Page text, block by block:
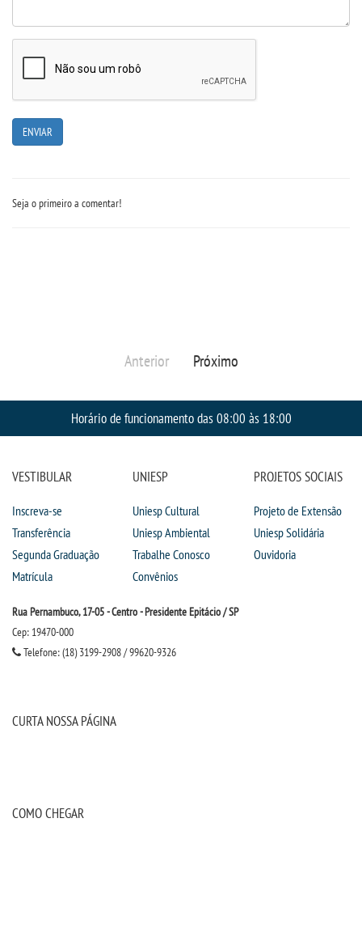
Seja o primeiro a comentar!
Anterior Próximo
Horário de funcionamento das 08:00 às 18:00
VESTIBULAR
Inscreva-se
Transferência
Segunda Graduação
Matrícula
UNIESP
Uniesp Cultural
Uniesp Ambiental
Trabalhe Conosco
Convênios
PROJETOS SOCIAIS
Projeto de Extensão
Uniesp Solidária
Ouvidoria
Rua Pernambuco, 17-05 - Centro - Presidente Epitácio / SP
Cep: 19470-000
Telefone: (18) 3199-2908 / 99620-9326
CURTA NOSSA PÁGINA
COMO CHEGAR